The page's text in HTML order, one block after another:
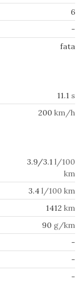
6
-
fata
11.1 s
200 km/h
3.9/3.1 l/100
km
3.4 l/100 km
1412 km
90 g/km
-
-
-